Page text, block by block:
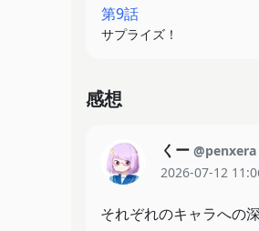
第9話
サプライズ！
感想
くー @penxera
2026-07-12
それぞれのキャラへの